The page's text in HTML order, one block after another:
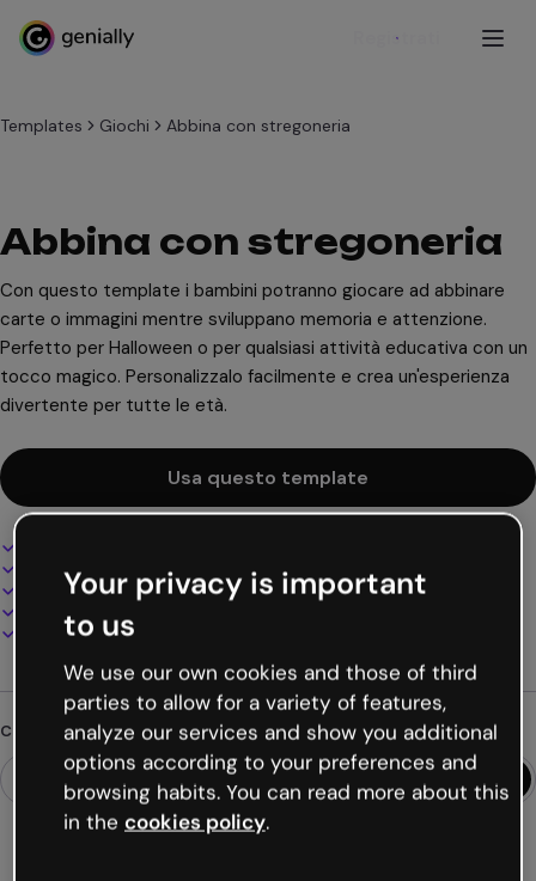
Registrati
Templates Giochi Abbina con stregoneria
Abbina con stregoneria
Con questo template i bambini potranno giocare ad abbinare
carte o immagini mentre sviluppano memoria e attenzione.
Perfetto per Halloween o per qualsiasi attività educativa con un
tocco magico. Personalizzalo facilmente e crea un'esperienza
divertente per tutte le età.
Usa questo template
100% personalizzabile
Aggiungi audio, video e multimedia
Presenta, condividi o pubblica online
Scarica in PDF, MP4 e altri formati
Cerchi qualcosa di diverso?
Your privacy is important
to us
We use our own cookies and those of third
parties to allow for a variety of features,
analyze our services and show you additional
options according to your preferences and
browsing habits. You can read more about this
in the cookies policy.